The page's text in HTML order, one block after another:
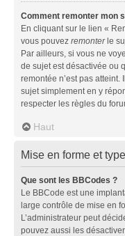
Comment remonter mon
En cliquant sur le lien «
vous pouvez remonterle
Par ailleurs, si vous ne
de sujet est désactivée ou
remontée n’est pas
sujet simplement en y
respecter les règles du
Haut
Mise en forme et
Que sont les BBCodes ?
Le BBCode est une
large contrôle de mise en
L’administrateur peut
pouvez aussi les